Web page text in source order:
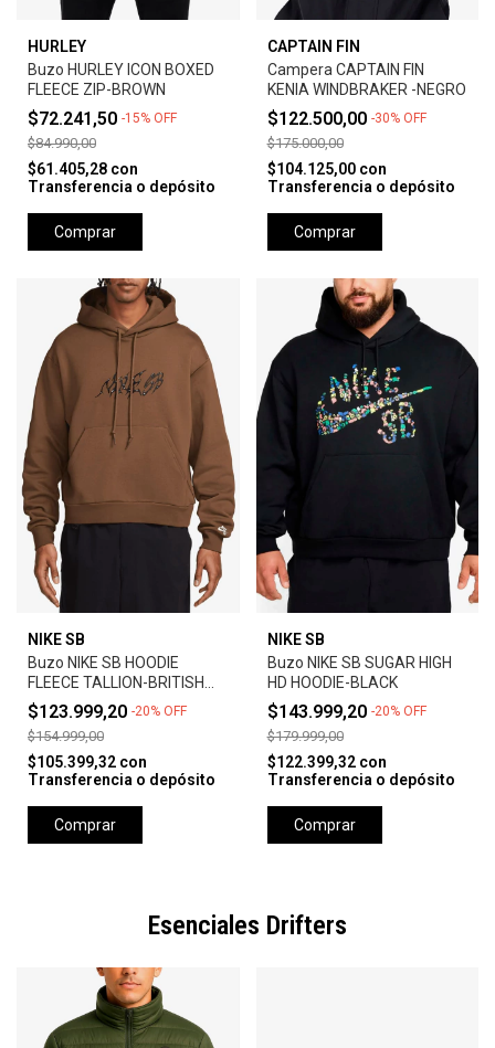
HURLEY
Buzo HURLEY ICON BOXED
FLEECE ZIP-BROWN
$72.241,50 -15% OFF
$84.990,00
$61.405,28 con
Transferencia o depósito
Comprar
CAPTAIN FIN
Campera CAPTAIN FIN
KENIA WINDBRAKER -NEGRO
$122.500,00 -30% OFF
$175.000,00
$104.125,00 con
Transferencia o depósito
Comprar
NIKE SB
Buzo NIKE SB HOODIE
FLEECE TALLION-BRITISH
TAN
$123.999,20 -20% OFF
$154.999,00
$105.399,32 con
Transferencia o depósito
Comprar
NIKE SB
Buzo NIKE SB SUGAR HIGH
HD HOODIE-BLACK
$143.999,20 -20% OFF
$179.999,00
$122.399,32 con
Transferencia o depósito
Comprar
Esenciales Drifters